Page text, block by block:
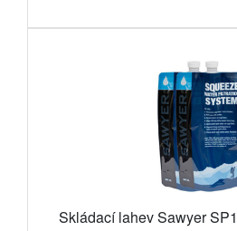
Skládací lahev Sawyer